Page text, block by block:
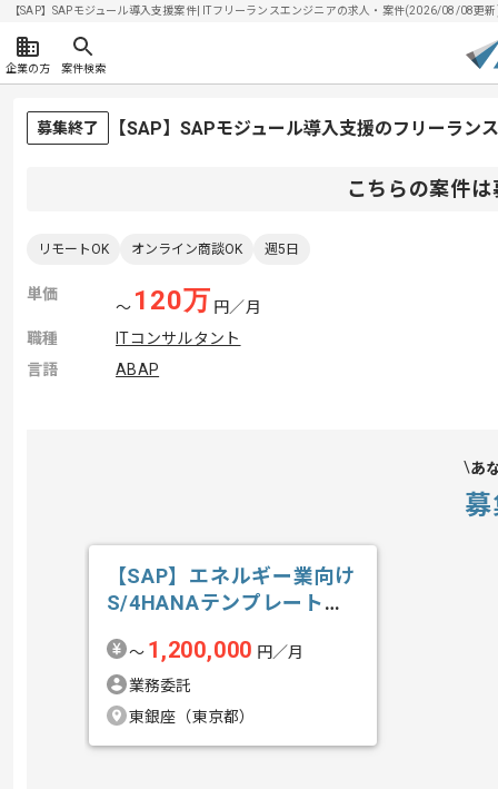
【SAP】SAPモジュール導入支援案件| ITフリーランスエンジニアの求人・案件(2026/08/08更
企業の方 案件検索
募集終了 【SAP】SAPモジュール導入支援のフリーラン
こちらの案件
リモートOK オンライン商談OK 週5日
単価
〜 120万 円／月
職種
ITコンサルタント
言語
ABAP
あ
【SAP】エネルギー業向け
S/4HANAテンプレート導
〜 1,200,000 円／月
業務委託
東銀座（東京都）